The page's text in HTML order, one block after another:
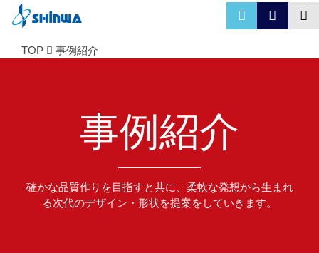
TOP 事例紹介
事例紹介
確かな品質作りを目指すと共に、柔軟な発想から生まれ
る次代のデザイン・形状を提案をしていきます。